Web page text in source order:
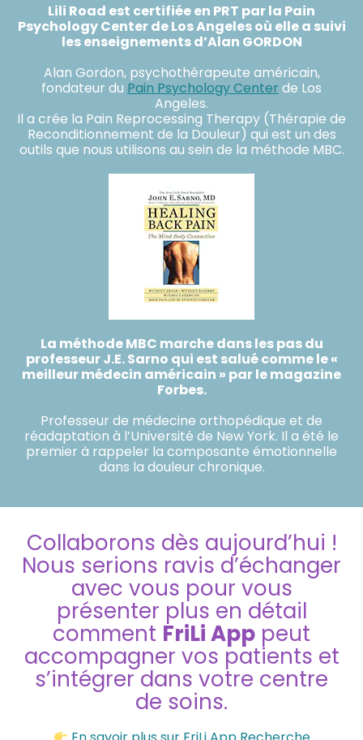
Lili Road est certifiée en PRT par la Pain
Psychology Center de Los Angeles où elle a suivi
les enseignements d’Alan GORDON
Alan Gordon, psychothérapeute américain,
fondateur du Pain Psychology Center de Los
Angeles.
Il a crée la Pain Reprocessing Therapy (Thérapie de
Reconditionnement de la Douleur) qui est un des
outils que nous utilisons au sein de la méthode MBC.
La méthode MBC marche dans les pas du
professeur J.E. Sarno qui est salué comme le «
meilleur médecin américain » par le magazine
Forbes.
Professeur de médecine orthopédique et de
réadaptation à l’Université de New York. Il a été le
premier à rappeler la composante émotionnelle
dans la douleur chronique.
Collaborons dès aujourd’hui !
Nous serions ravis d’échanger
avec vous pour vous
présenter plus en détail
comment FriLi App peut
accompagner vos patients et
s’intégrer dans votre centre
de soins.